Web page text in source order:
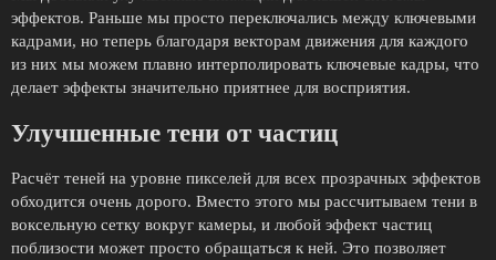
эффектов. Раньше мы просто переключались между ключевыми
кадрами, но теперь благодаря векторам движения для каждого
из них мы можем плавно интерполировать ключевые кадры, что
делает эффекты значительно приятнее для восприятия.
Улучшенные тени от частиц
Расчёт теней на уровне пикселей для всех прозрачных эффектов
обходится очень дорого. Вместо этого мы рассчитываем тени в
воксельную сетку вокруг камеры, и любой эффект частиц
поблизости может просто обращаться к ней. Это позволяет